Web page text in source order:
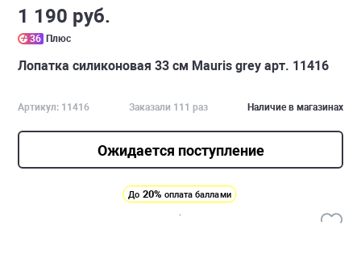
1 190 руб.
36 Плюс
Лопатка силиконовая 33 см Mauris grey арт. 11416
Артикул: 11416 Заказали 111 раз Наличие в магазинах
Ожидается поступление
До 20% оплата баллами